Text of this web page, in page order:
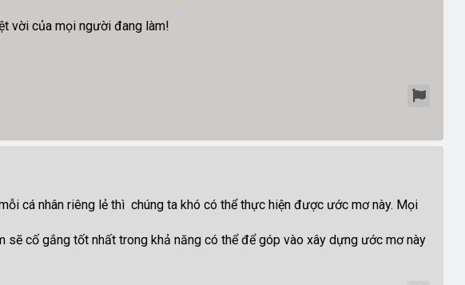
vời của mọi người đang làm!
cá nhân riêng lẻ thì chúng ta khó có thể thực hiện được ước mơ này. Mọi
sẽ cố gắng tốt nhất trong khả năng có thể để góp vào xây dựng ước mơ này